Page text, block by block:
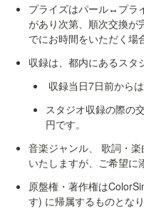
プライズはパール↔プラ
があり次第、順次交換が
でにお時間をいただく場
収録は、都内にあるスタ
収録当日7日前から
スタジオ収録の際の
円です。
音楽ジャンル、 歌詞・
いたしますが、ご希望に
原盤権・著作権は
す) に帰属するものとなり